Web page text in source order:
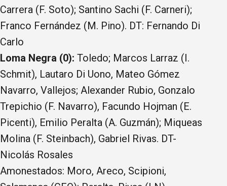
Carrera (F. Soto); Santino Sachi (F. Carneri);
Franco Fernández (M. Pino). DT: Fernando Di
Carlo
Loma Negra (0): Toledo; Marcos Larraz (I.
Schmit), Lautaro Di Uono, Mateo Gómez
Navarro, Vallejos; Alexander Rubio, Gonzalo
Trepichio (F. Navarro), Facundo Hojman (E.
Picenti), Emilio Peralta (A. Guzmán); Miqueas
Molina (F. Steinbach), Gabriel Rivas. DT-
Nicolás Rosales
Amonestados: Moro, Areco, Scipioni,